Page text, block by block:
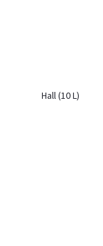
Hall (10 L)